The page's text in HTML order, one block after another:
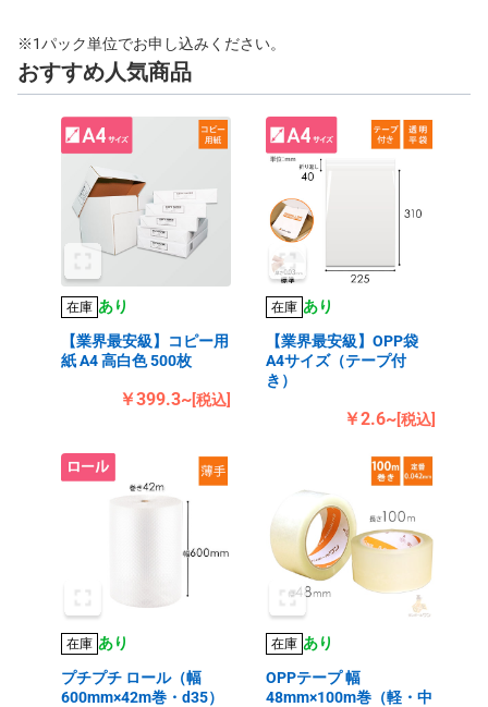
※1パック単位でお申し込みください。
おすすめ人気商品
在庫 あり
【業界最安級】コピー用
紙 A4 高白色 500枚
￥399.3~[税込]
在庫 あり
【業界最安級】OPP袋
A4サイズ（テープ付
き）
￥2.6~[税込]
在庫 あり
プチプチ ロール（幅
600mm×42m巻・d35）
在庫 あり
OPPテープ 幅
48mm×100m巻（軽・中